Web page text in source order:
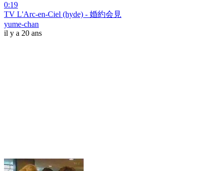
0:19
TV L'Arc-en-Ciel (hyde) - 婚約会見
yume-chan
il y a 20 ans